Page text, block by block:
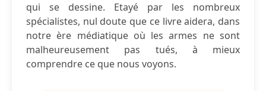
qui se dessine. Etayé par les nombreux
spécialistes, nul doute que ce livre aidera, dans
notre ère médiatique où les armes ne sont
malheureusement pas tués, à mieux
comprendre ce que nous voyons.